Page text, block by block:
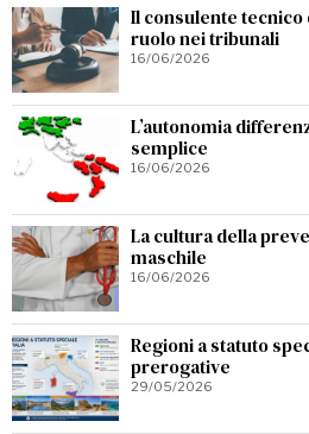
Il consulente tecnico
ruolo nei tribunali
16/06/2026
L’autonomia
semplice
16/06/2026
La cultura della
maschile
16/06/2026
Regioni a statuto
prerogative
29/05/2026